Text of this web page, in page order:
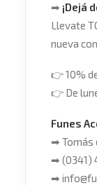
➡ ¡Dejá
Llevate
nueva con
👉10%
👉 De
Funes
➡ Tomás
➡ (0341)
➡